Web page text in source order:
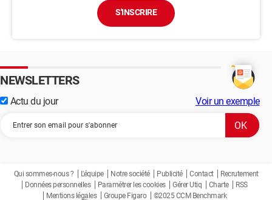
S'INSCRIRE
NEWSLETTERS
Actu du jour Voir un exemple
Qui sommes-nous ? L'équipe Notre société Publicité Contact
Recrutement
Données personnelles
Paramétrer les cookies Gérer Utiq Charte
RSS
Mentions légales
Groupe Figaro ©2025 CCM Benchmark